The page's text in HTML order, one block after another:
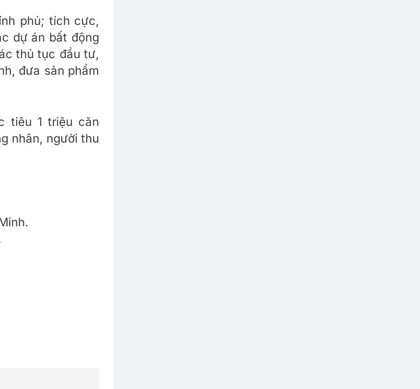
phủ; tích cực,
dự án bất động
thủ tục đầu tư,
đưa sản phẩm
tiêu 1 triệu căn
nhân, người thu